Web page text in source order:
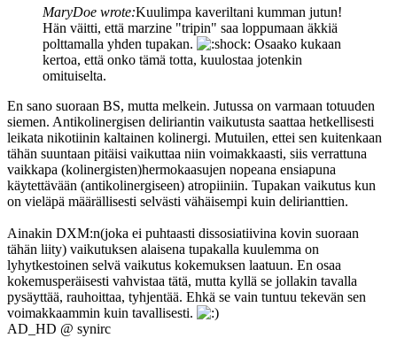
MaryDoe wrote:Kuulimpa kaveriltani kumman jutun!
Hän väitti, että marzine "tripin" saa loppumaan äkkiä
polttamalla yhden tupakan.
Osaako kukaan
kertoa, että onko tämä totta, kuulostaa jotenkin
omituiselta.
En sano suoraan BS, mutta melkein. Jutussa on varmaan totuuden
siemen. Antikolinergisen deliriantin vaikutusta saattaa hetkellisesti
leikata nikotiinin kaltainen kolinergi. Mutuilen, ettei sen kuitenkaan
tähän suuntaan pitäisi vaikuttaa niin voimakkaasti, siis verrattuna
vaikkapa (kolinergisten)hermokaasujen nopeana ensiapuna
käytettävään (antikolinergiseen) atropiiniin. Tupakan vaikutus kun
on vieläpä määrällisesti selvästi vähäisempi kuin delirianttien.
Ainakin DXM:n(joka ei puhtaasti dissosiatiivina kovin suoraan
tähän liity) vaikutuksen alaisena tupakalla kuulemma on
lyhytkestoinen selvä vaikutus kokemuksen laatuun. En osaa
kokemusperäisesti vahvistaa tätä, mutta kyllä se jollakin tavalla
pysäyttää, rauhoittaa, tyhjentää. Ehkä se vain tuntuu tekevän sen
voimakkaammin kuin tavallisesti.
AD_HD @ synirc